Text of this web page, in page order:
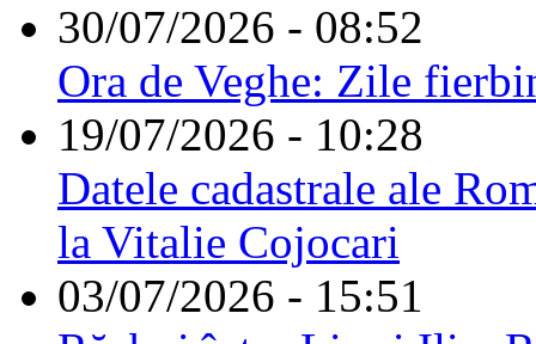
30/07/2026 - 08:52
Ora de Veghe: Zile
19/07/2026 - 10:28
Datele cadastrale ale
la Vitalie Cojocari
03/07/2026 - 15:51